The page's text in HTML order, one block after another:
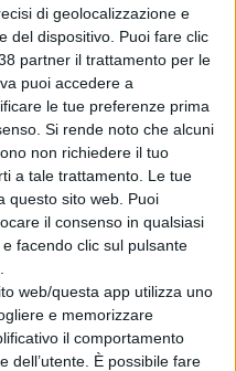
di geolocalizzazione e
del dispositivo. Puoi fare clic
partner il trattamento per le
puoi accedere a
le tue preferenze prima
Si rende noto che alcuni
non richiedere il tuo
a tale trattamento. Le tue
questo sito web. Puoi
il consenso in qualsiasi
facendo clic sul pulsante
web/questa app utilizza uno
e memorizzare
il comportamento
dell’utente. È possibile fare